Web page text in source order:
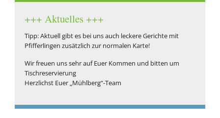
+++ Aktuelles +++
Tipp: Aktuell gibt es bei uns auch leckere Gerichte mit
Pfifferlingen zusätzlich zur normalen Karte!
Wir freuen uns sehr auf Euer Kommen und bitten um
Tischreservierung
Herzlichst Euer „Mühlberg“-Team